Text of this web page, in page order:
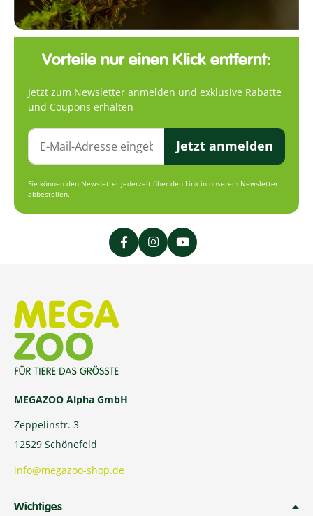
Vorteile nur einen Klick entfernt:
Jetzt zum Newsletter anmelden und exklusive Rabatte
und Coupons erhalten
Jetzt anmelden
Sie können den Newsletter jederzeit über den Link in unserem Newsletter
abbestellen.
MEGAZOO Alpha GmbH
Zeppelinstr. 3
12529 Schönefeld
info@megazoo-shop.de
Wichtiges